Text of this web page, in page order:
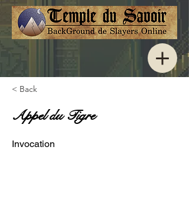
< Back
Appel du Tigre
Invocation